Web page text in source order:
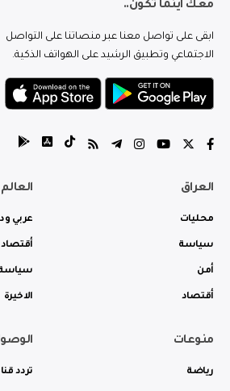
معك اينما تكون..
ابقى على تواصل معنا عبر منصاتنا على التواصل
الاجتماعي وتطبيق الرشيد على الهواتف الذكية.
العراق
محليات
سياسة
أمن
أقتصاد
العالم
عربي
أقتصاد
الاخيرة
منوعات
رياضة تردد